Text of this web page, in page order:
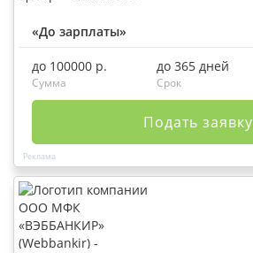
«До зарплаты»
до 100000 р.
Сумма
до 365 дней
Срок
Подать заявку